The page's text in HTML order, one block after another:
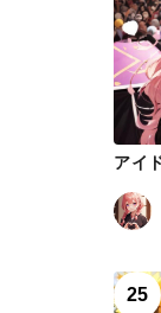
アイ
25